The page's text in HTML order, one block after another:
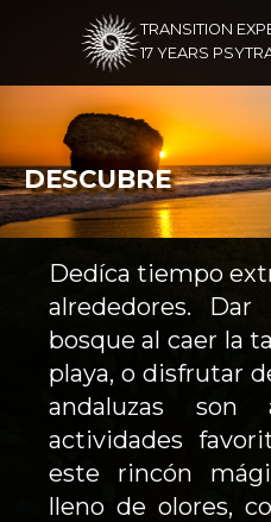
TRANSITION
17 YEARS
DESCUBRE
Dedíca tiempo
alrededores.
bosque al caer la
playa, o disfrutar
andaluzas son
actividades
este rincón
lleno de olores,